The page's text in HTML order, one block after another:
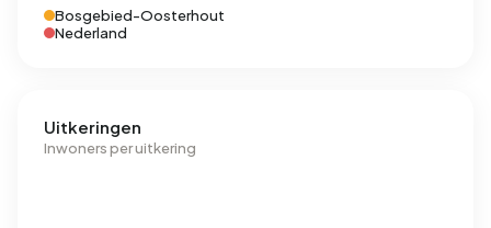
Bosgebied-Oosterhout
Nederland
Uitkeringen
Inwoners per uitkering